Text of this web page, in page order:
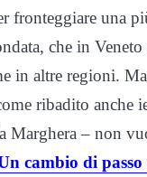
fronteggiare una
che in
in altre regioni.
ribadito anche
Marghera – non
cambio di